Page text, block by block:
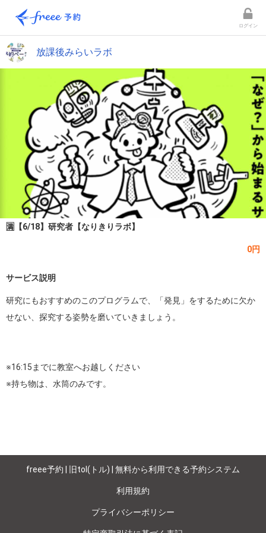
ログイン
放課後みらいラボ
🈵【6/18】研究者【なりきりラボ】
0円
サービス説明
研究にもおすすめのこのプログラムで、「発見」をするために欠か
せない、探究する姿勢を磨いていきましょう。
※16:15までに教室へお越しください
※持ち物は、水筒のみです。
freee予約 | 旧tol(トル) | 無料から利用できる予約システム
利用規約
プライバシーポリシー